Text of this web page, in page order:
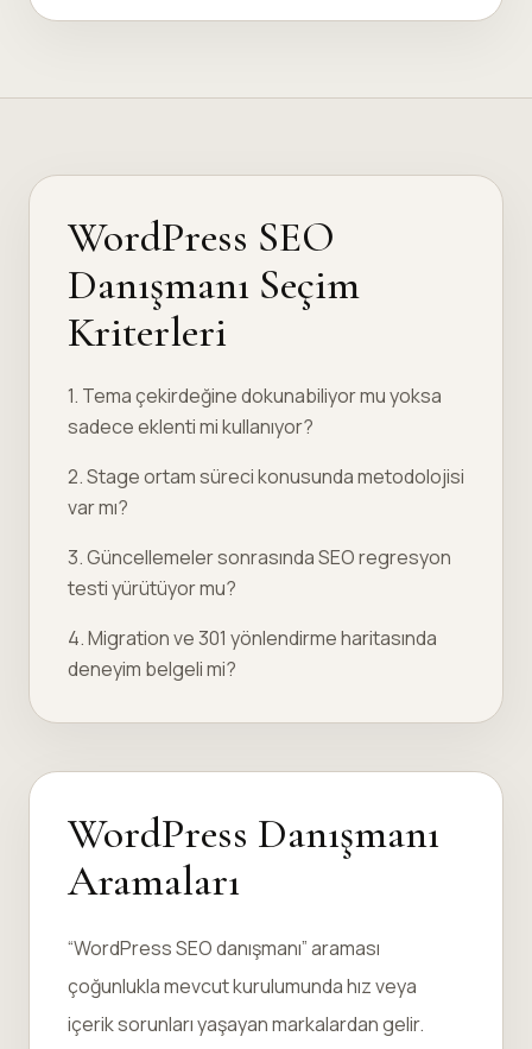
WordPress SEO
Danışmanı Seçim
Kriterleri
1. Tema çekirdeğine dokunabiliyor mu yoksa
sadece eklenti mi kullanıyor?
2. Stage ortam süreci konusunda metodolojisi
var mı?
3. Güncellemeler sonrasında SEO regresyon
testi yürütüyor mu?
4. Migration ve 301 yönlendirme haritasında
deneyim belgeli mi?
WordPress Danışmanı
Aramaları
“WordPress SEO danışmanı” araması
çoğunlukla mevcut kurulumunda hız veya
içerik sorunları yaşayan markalardan gelir.